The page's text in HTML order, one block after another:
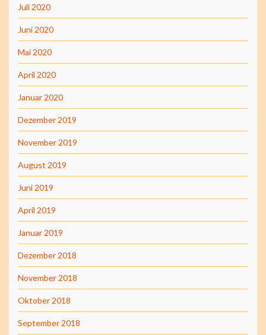
Juli 2020
Juni 2020
Mai 2020
April 2020
Januar 2020
Dezember 2019
November 2019
August 2019
Juni 2019
April 2019
Januar 2019
Dezember 2018
November 2018
Oktober 2018
September 2018